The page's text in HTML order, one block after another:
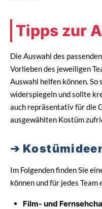
Tipps zur
Die Auswahl des
Vorlieben des jeweiligen
Auswahl helfen können.
widerspiegeln und sollte
auch repräsentativ für die
ausgewählten Kostüm
Im Folgenden finden Sie
können und für jedes
Film- und